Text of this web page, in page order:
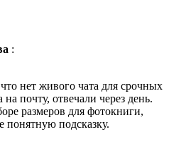
:
нет живого чата для срочных
почту, отвечали через день.
размеров для фотокниги,
понятную подсказку.